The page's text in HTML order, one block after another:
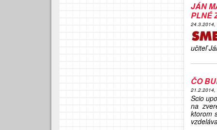
JÁN
PLNÉ
24.3.2014,
učiteľ
ČO
21.2.2014,
Scio
na
ktorom